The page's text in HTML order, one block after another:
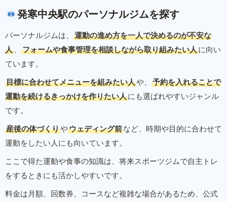
発寒中央駅のパーソナルジムを探す
パーソナルジムは、
運動の進め方を一人で決めるのが不安な
人 、 フォームや食事管理を相談しながら取り組みたい人に向い
ています。
目標に合わせてメニューを組みたい人や、
予約を入れることで
運動を続けるきっかけを作りたい人にも選ばれやすいジャンル
です。
産後の体づくりやウェディング前など、時期や目的に合わせて
運動をしたい人にも向いています。
ここで得た運動や食事の知識は、将来スポーツジムで自主トレ
をするときにも活かしやすいです。
料金は月額、回数券、コースなど複雑な場合があるため、公式